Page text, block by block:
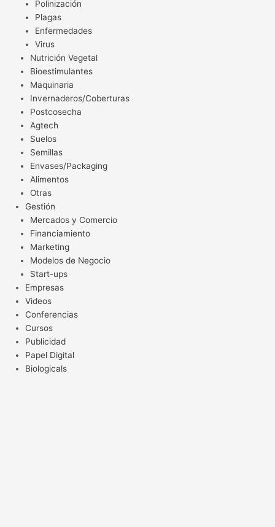
Polinización
Plagas
Enfermedades
Virus
Nutrición Vegetal
Bioestimulantes
Maquinaria
Invernaderos/Coberturas
Postcosecha
Agtech
Suelos
Semillas
Envases/Packaging
Alimentos
Otras
Gestión
Mercados y Comercio
Financiamiento
Marketing
Modelos de Negocio
Start-ups
Empresas
Videos
Conferencias
Cursos
Publicidad
Papel Digital
Biologicals